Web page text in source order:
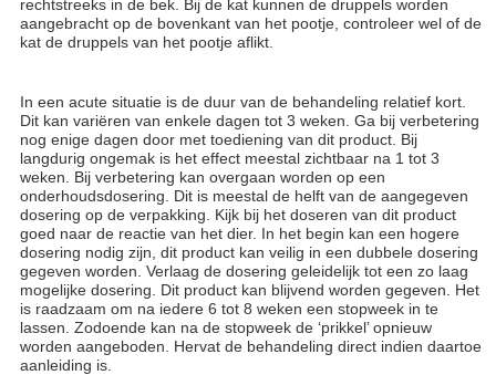
rechtstreeks in de bek. Bij de kat kunnen de druppels worden
aangebracht op de bovenkant van het pootje, controleer wel of de
kat de druppels van het pootje aflikt.
In een acute situatie is de duur van de behandeling relatief kort.
Dit kan variëren van enkele dagen tot 3 weken. Ga bij verbetering
nog enige dagen door met toediening van dit product. Bij
langdurig ongemak is het effect meestal zichtbaar na 1 tot 3
weken. Bij verbetering kan overgaan worden op een
onderhoudsdosering. Dit is meestal de helft van de aangegeven
dosering op de verpakking. Kijk bij het doseren van dit product
goed naar de reactie van het dier. In het begin kan een hogere
dosering nodig zijn, dit product kan veilig in een dubbele dosering
gegeven worden. Verlaag de dosering geleidelijk tot een zo laag
mogelijke dosering. Dit product kan blijvend worden gegeven. Het
is raadzaam om na iedere 6 tot 8 weken een stopweek in te
lassen. Zodoende kan na de stopweek de ‘prikkel’ opnieuw
worden aangeboden. Hervat de behandeling direct indien daartoe
aanleiding is.